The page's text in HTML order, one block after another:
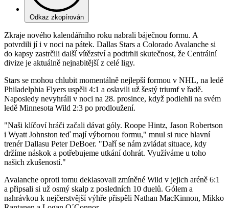
Odkaz zkopírován
Zkraje nového kalendářního roku nabrali báječnou formu. A
potvrdili jí i v noci na pátek. Dallas Stars a Colorado Avalanche si
do kapsy zastrčili další vítězství a podtrhli skutečnost, že Centrální
divize je aktuálně nejnabitější z celé ligy.
Stars se mohou chlubit momentálně nejlepší formou v NHL, na ledě
Philadelphia Flyers uspěli 4:1 a oslavili už šestý triumf v řadě.
Naposledy nevyhráli v noci na 28. prosince, když podlehli na svém
ledě Minnesota Wild 2:3 po prodloužení.
"Naši klíčoví hráči začali dávat góly. Roope Hintz, Jason Robertson
i Wyatt Johnston teď mají výbornou formu," mnul si ruce hlavní
trenér Dallasu Peter DeBoer. "Daří se nám zvládat situace, kdy
držíme náskok a potřebujeme utkání dohrát. Využíváme u toho
našich zkušeností."
Avalanche oproti tomu deklasovali zmíněné Wild v jejich aréně 6:1
a připsali si už osmý skalp z posledních 10 duelů. Gólem a
nahrávkou k nejčerstvější výhře přispěli Nathan MacKinnon, Mikko